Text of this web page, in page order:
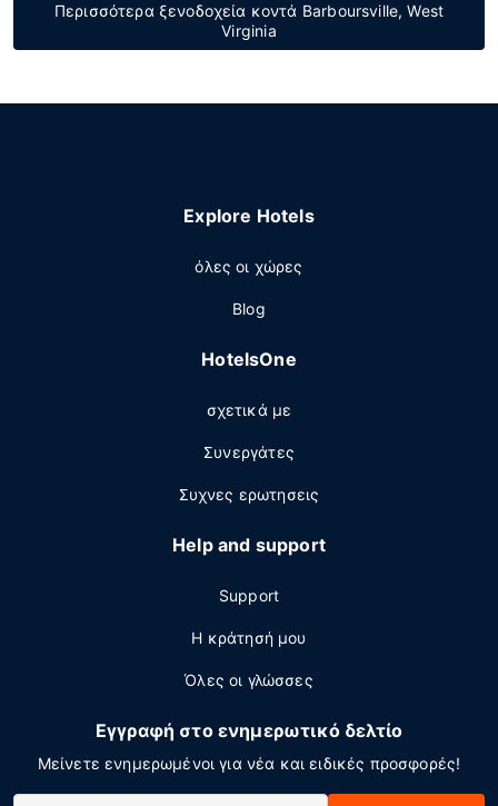
Περισσότερα ξενοδοχεία κοντά Barboursville, West
Virginia
Explore Hotels
όλες οι χώρες
Blog
HotelsOne
σχετικά με
Συνεργάτες
Συχνες ερωτησεις
Help and support
Support
Η κράτησή μου
Όλες οι γλώσσες
Εγγραφή στο ενημερωτικό δελτίο
Μείνετε ενημερωμένοι για νέα και ειδικές προσφορές!